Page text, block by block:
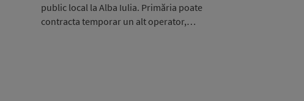
public local la Alba Iulia. Primăria poate
contracta temporar un alt operator,…